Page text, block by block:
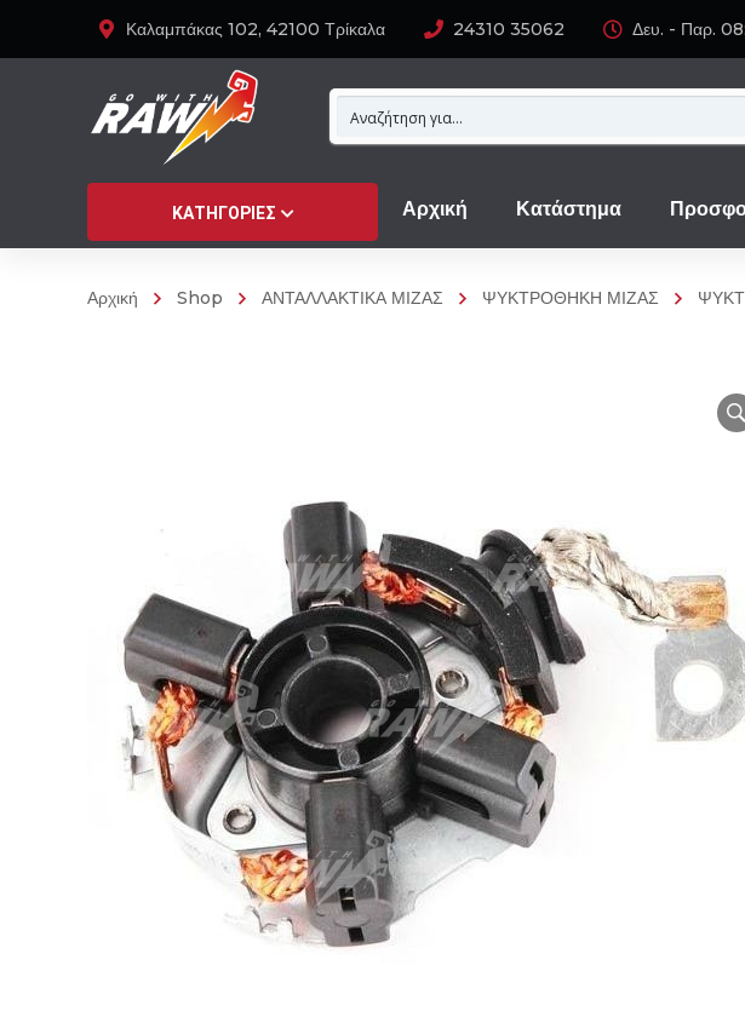
Καλαμπάκας 102, 42100 Τρίκαλα 24310 35062 Δευ. - Παρ.
ΚΑΤΗΓΟΡΊΕΣ Αρχική Κατάστημα
Αρχική Shop ΑΝΤΑΛΛΑΚΤΙΚΑ ΜΙΖΑΣ ΨΥΚΤΡΟΘΗΚΗ ΜΙΖΑΣ